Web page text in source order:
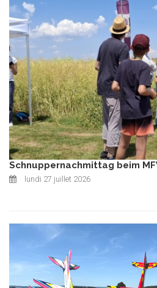
Schnuppernachmittag beim
lundi 27 juillet 2026